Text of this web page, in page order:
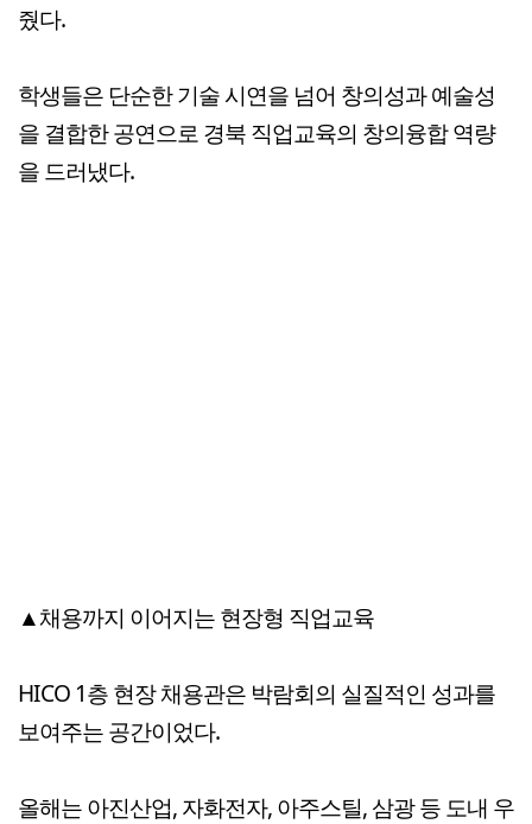
줬다.
학생들은 단순한 기술 시연을 넘어 창의성과 예술성
을 결합한 공연으로 경북 직업교육의 창의융합 역량
을 드러냈다.
▲채용까지 이어지는 현장형 직업교육
HICO 1층 현장 채용관은 박람회의 실질적인 성과를
보여주는 공간이었다.
올해는 아진산업, 자화전자, 아주스틸, 삼광 등 도내 우